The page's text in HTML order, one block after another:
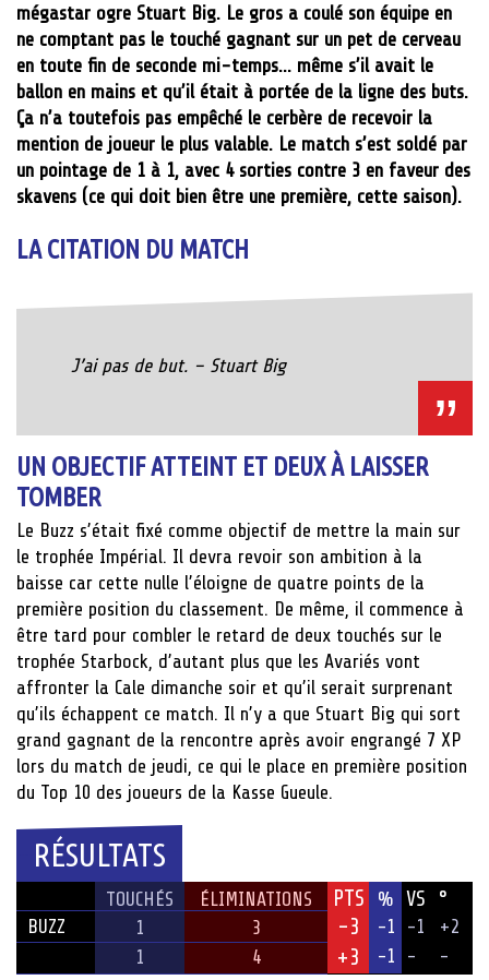
mégastar ogre Stuart Big. Le gros a coulé son équipe en
ne comptant pas le touché gagnant sur un pet de cerveau
en toute fin de seconde mi-temps… même s’il avait le
ballon en mains et qu’il était à portée de la ligne des buts.
Ça n’a toutefois pas empêché le cerbère de recevoir la
mention de joueur le plus valable. Le match s’est soldé par
un pointage de 1 à 1, avec 4 sorties contre 3 en faveur des
skavens (ce qui doit bien être une première, cette saison).
LA CITATION DU MATCH
J’ai pas de but. – Stuart Big
UN OBJECTIF ATTEINT ET DEUX À LAISSER
TOMBER
Le Buzz s’était fixé comme objectif de mettre la main sur
le trophée Impérial. Il devra revoir son ambition à la
baisse car cette nulle l’éloigne de quatre points de la
première position du classement. De même, il commence à
être tard pour combler le retard de deux touchés sur le
trophée Starbock, d’autant plus que les Avariés vont
affronter la Cale dimanche soir et qu’il serait surprenant
qu’ils échappent ce match. Il n’y a que Stuart Big qui sort
grand gagnant de la rencontre après avoir engrangé 7 XP
lors du match de jeudi, ce qui le place en première position
du Top 10 des joueurs de la Kasse Gueule.
RÉSULTATS
TOUCHÉS ÉLIMINATIONS PTS % VS °
BUZZ 1 3 -3 -1 -1
+2
1
4 +3 -1 - -